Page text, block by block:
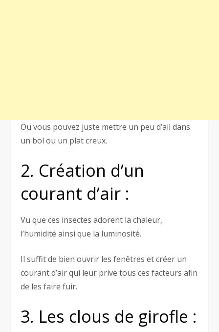
Ou vous pouvez juste mettre un peu d’ail dans
un bol ou un plat creux.
2. Création d’un
courant d’air :
Vu que ces insectes adorent la chaleur,
l’humidité ainsi que la luminosité.
Il suffit de bien ouvrir les fenêtres et créer un
courant d’air qui leur prive tous ces facteurs afin
de les faire fuir.
3. Les clous de girofle :